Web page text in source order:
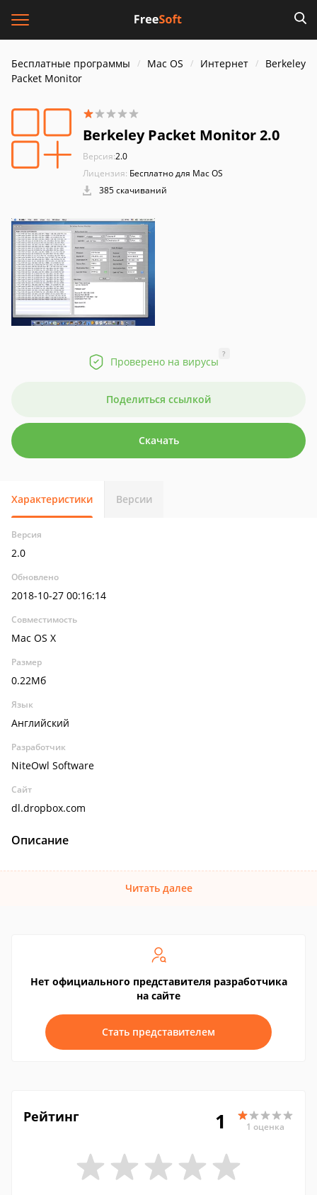
Бесплатные программы Mac OS Интернет
Berkeley
Packet Monitor
Berkeley Packet Monitor 2.0
Версия:2.0
Лицензия: Бесплатно для Mac OS
385 скачиваний
Проверено на вирусы
?
Поделиться ссылкой
Скачать
Характеристики Версии
Версия
2.0
Обновлено
2018-10-27 00:16:14
Совместимость
Mac OS X
Размер
0.22Мб
Язык
Английский
Разработчик
NiteOwl Software
Сайт
dl.dropbox.com
Описание
Читать далее
Нет официального представителя разработчика
на сайте
Стать представителем
Рейтинг 1 1 оценка